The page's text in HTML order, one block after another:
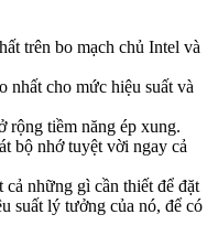
trên bo mạch chủ Intel và
nhất cho mức hiệu suất và
rộng tiềm năng ép xung.
bộ nhớ tuyệt vời ngay cả
những gì cần thiết để đặt
suất lý tưởng của nó, để có